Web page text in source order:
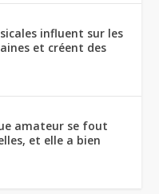
influent sur les
et créent des
amateur se fout
et elle a bien